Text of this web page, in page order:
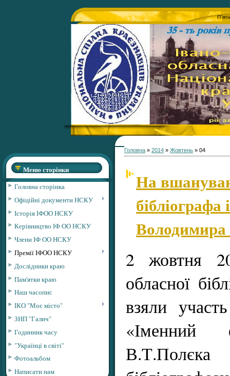
Меню сторінки
Головна сторінка
Офіційні документи НСКУ
Історія ІФОО НСКУ
Керівництво ІФ ОО НСКУ
Члени ІФ ОО НСКУ
Премії ІФОО НСКУ
Дослідники краю
Пам'ятки краю
Наш часопис
ІКО "Моє місто"
ЗНП "Галич"
Годинник часу
"Українці в світі"
Фотоальбом
Написати нам
Головна » 2014 » Жовтень » 04
На
бібліографа
2 жовтня
обласної
взяли
«Іменний